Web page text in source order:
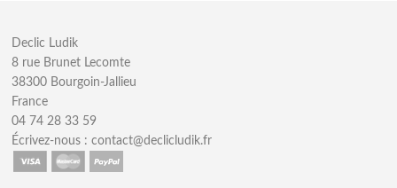
Declic Ludik
8 rue Brunet Lecomte
38300 Bourgoin-Jallieu
France
04 74 28 33 59
Écrivez-nous :contact@declicludik.fr